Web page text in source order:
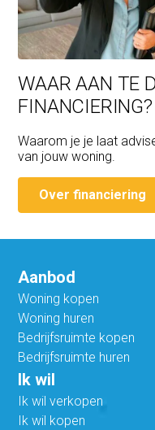
WAAR AAN TE
FINANCIERING?
Waarom je je laat
van jouw woning.
Over financiering
Aanbod
Woning kopen
Woning huren
Bedrijfsruimte kopen
Bedrijfsruimte huren
Ik wil
Ik wil verkopen
Ik wil kopen